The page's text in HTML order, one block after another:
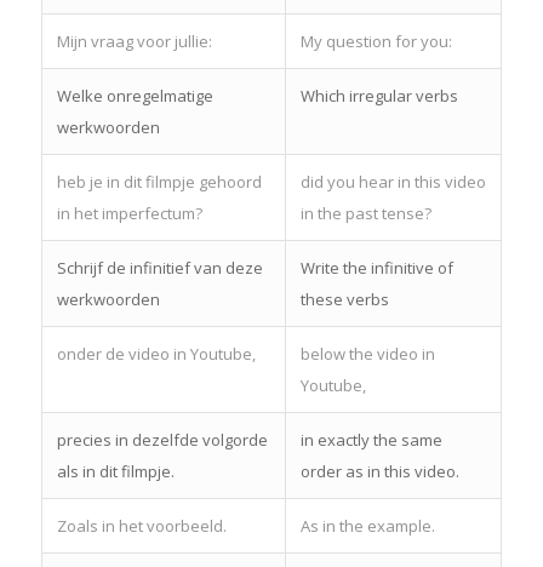
Mijn vraag voor jullie: My question for you:
Welke onregelmatige
werkwoorden
Which irregular verbs
heb je in dit filmpje gehoord
in het imperfectum?
did you hear in this video
in the past tense?
Schrijf de infinitief van deze
werkwoorden
Write the infinitive of
these verbs
onder de video in Youtube,
below the video in
Youtube,
precies in dezelfde volgorde
als in dit filmpje.
in exactly the same
order as in this video.
Zoals in het voorbeeld. As in the example.